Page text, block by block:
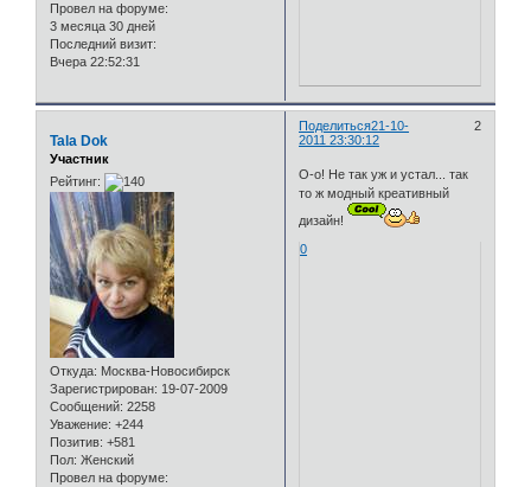
Провел на форуме:
3 месяца 30 дней
Последний визит:
Вчера 22:52:31
Поделиться 2
21-10-
2011 23:30:12
Tala Dok
Участник
Рейтинг:
Откуда: Москва-Новосибирск
Зарегистрирован: 19-07-2009
Сообщений: 2258
Уважение: +244
Позитив: +581
Пол: Женский
Провел на форуме:
О-о! Не так уж и устал... так
то ж модный креативный
дизайн!
0